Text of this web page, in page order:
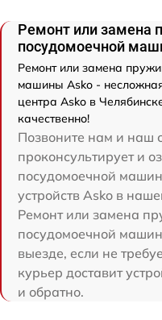
Ремонт или замена
посудомоечной
Ремонт или замена
машины Asko -
центра Asko в
качественно!
Позвоните нам и наш
проконсультирует и
посудомоечной
устройств Asko в
Ремонт или замена
посудомоечной
выезде, если не
курьер доставит
и обратно.